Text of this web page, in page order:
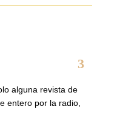
3
alguna revista de
entero por la radio,